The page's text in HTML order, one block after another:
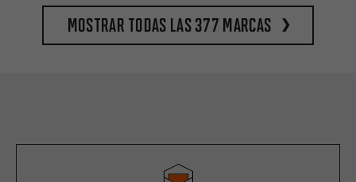
Mostrar todas las 377 marcas